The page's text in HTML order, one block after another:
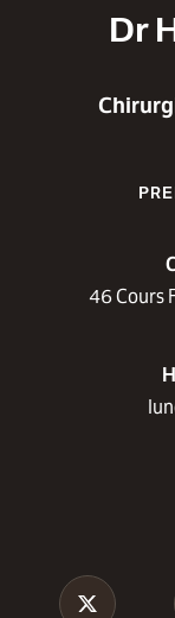
Dr
46 Cours